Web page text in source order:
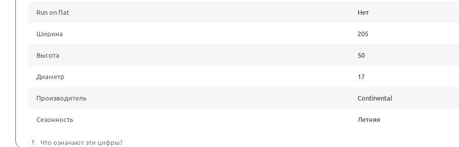
Run on flat Нет
Ширина 205
Высота 50
Диаметр 17
Производитель Continental
Сезонность Летняя
? Что означают эти цифры?